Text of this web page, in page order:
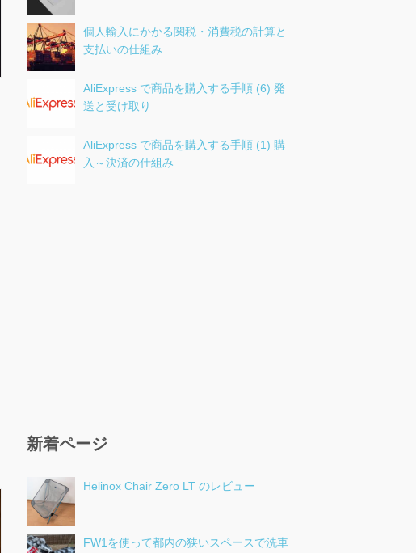
個人輸入にかかる関税・消費税の計算と
支払いの仕組み
AliExpress で商品を購入する手順 (6) 発
送と受け取り
AliExpress で商品を購入する手順 (1) 購
入～決済の仕組み
新着ページ
Helinox Chair Zero LT のレビュー
FW1を使って都内の狭いスペースで洗車